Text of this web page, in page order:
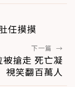
任摸摸
下一篇 →
搶走 死亡凝
視笑翻百萬人